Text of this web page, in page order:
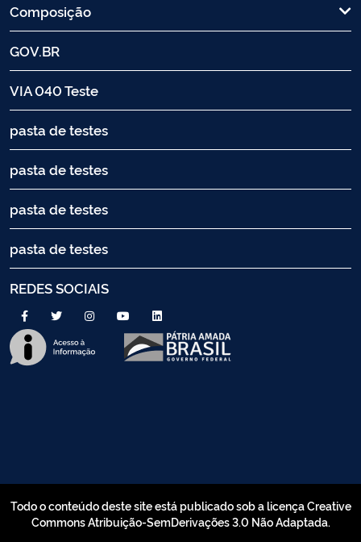
Composição
GOV.BR
VIA 040 Teste
pasta de testes
pasta de testes
pasta de testes
pasta de testes
REDES SOCIAIS
Todo o conteúdo deste site está publicado sob a licença Creative
Commons Atribuição-SemDerivações 3.0 Não Adaptada.